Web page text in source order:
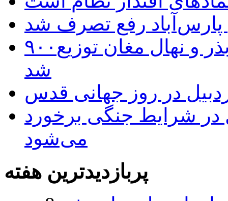
پارس‌آباد رفع تصرف شد
۹۰۰هزار اصله نهال توسط ایستگاه بذر و نهال مغان توزیع
شد
در روز جهانی قدس
در شرایط جنگی برخورد
می‌شود
پربازدیدترین هفته